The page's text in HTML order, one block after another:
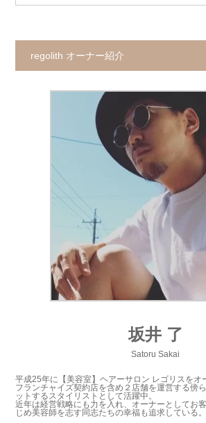
regolith オーナー紹介
坂井 了
Satoru Sakai
平成25年に【美容室】ヘアーサロン レゴリスをオ
フランチャイズ契約店を含め２店舗を運営する傍
ットするスタイリストとして活躍中。
近年は経営戦略にも力を入れ、オーナーとしてお
じめ美容師を志す同志たちの幸福も追求している。